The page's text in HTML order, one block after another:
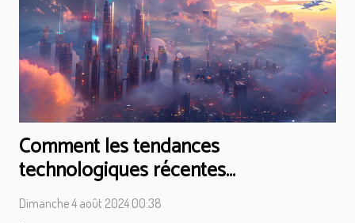
Comment les tendances
technologiques récentes
transforment notre quotidien
Dimanche 4 août 2024 00:38